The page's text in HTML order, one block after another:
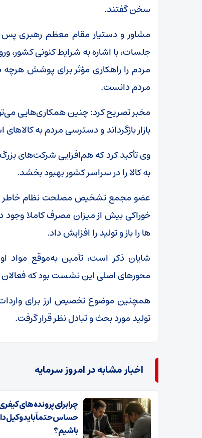
سخن گفتند.
مشاور و دستیار مقام معظم رهبری
جلسات، با اشاره به شرایط کنونی کشور،
مردم را راهکاری مؤثر برای پوشش هرچه
مردم دانست.
مخبر تصریح کرد: چنین همکاری‌هایی
بازار بازگرداند و دسترسی مردم به
وی تأکید کرد که هم‌افزایی شرکت‌های
به کالا را در سراسر کشور بهبود بخشد.
عضو مجمع تشخیص مصلحت نظام خاطر
خوراکی بیش از میزان مصرف کاملا وجود
ها را باز و تولید را افزایش داد.
شایان ذکر است، تأمین به‌موقع مواد
محورهای اصلی این نشست بود که
همچنین موضوع تخصیص ارز برای
تولید مورد بحث و تبادل نظر قرار گرفت.
اخبار مشابه در امروز سرمایه
چرا برای پرونده‌های
حساس حتماً باید وکیل
باشیم؟